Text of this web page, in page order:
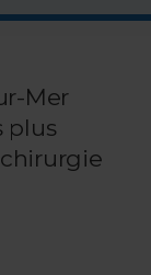
Mer
plus